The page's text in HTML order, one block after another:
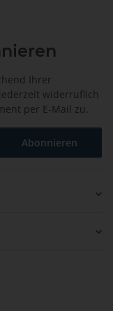
Ihrer
widerruflich
per E-Mail zu.
Abonnieren